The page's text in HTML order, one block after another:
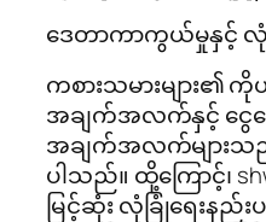
ဒေတာကာကွယ်မှုနှင့် လုံခ
ကစားသမားများ၏
အချက်အလက်နှင့် ငွေက
အချက်အလက်များသ
ပါသည်။ ထို့ကြောင့်၊
မြင့်ဆုံး လုံခြုံရေးနည်